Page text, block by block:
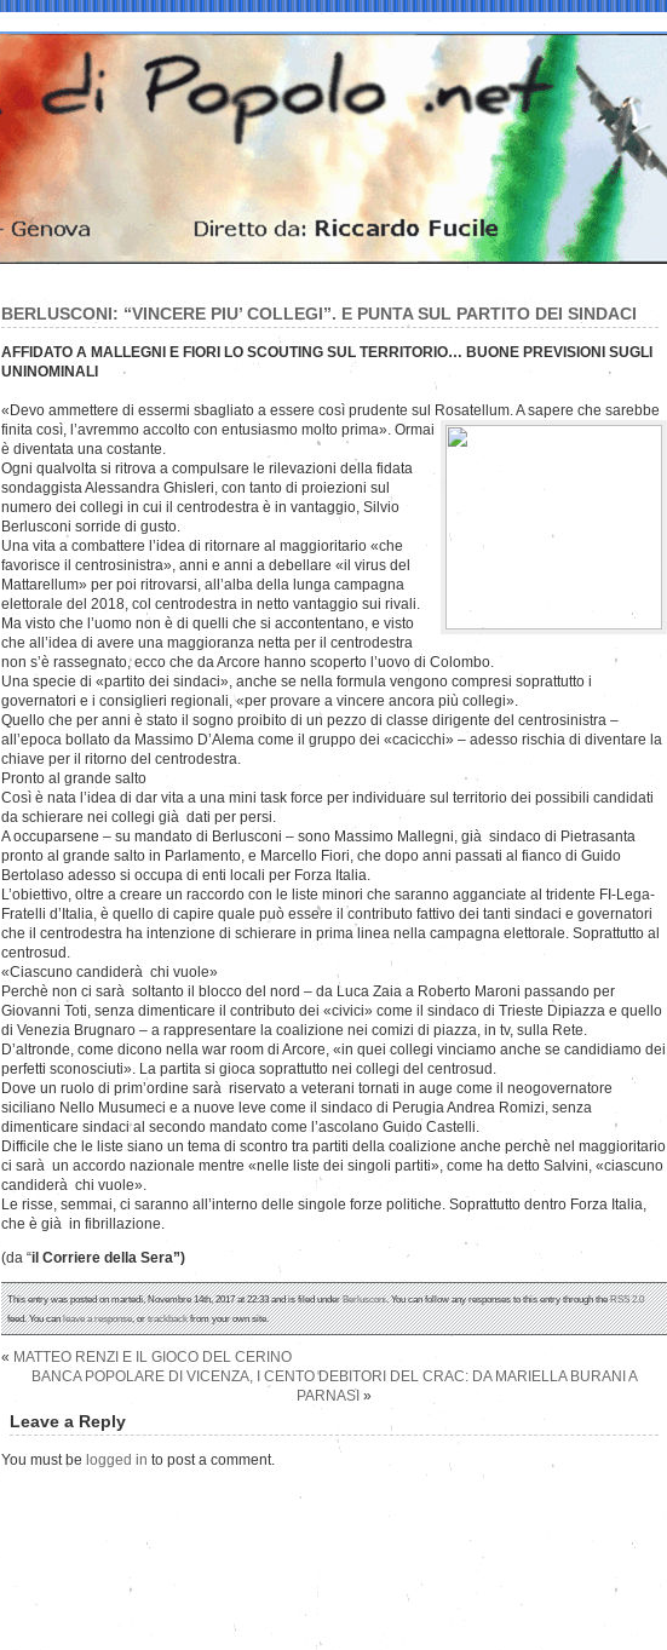
BERLUSCONI: “VINCERE PIU’ COLLEGI”. E PUNTA SUL PARTITO DEI SINDACI
AFFIDATO A MALLEGNI E FIORI LO SCOUTING SUL TERRITORIO… BUONE PREVISIONI SUGLI
UNINOMINALI
«Devo ammettere di essermi sbagliato a essere così prudente sul Rosatellum. Asapere che sarebbe
finita così, l’avremmo accolto con entusiasmo molto prima». Ormai
è diventata una costante.
Ogni qualvolta si ritrova a compulsare le rilevazioni della fidata
sondaggista Alessandra Ghisleri, con tanto di proiezioni sul
numero dei collegi in cui il centrodestra è in vantaggio, Silvio
Berlusconi sorride di gusto.
Una vita a combattere l’idea di ritornare al maggioritario «che
favorisce il centrosinistra», anni e anni a debellare «il virus del
Mattarellum» per poi ritrovarsi, all’alba della lunga campagna
elettorale del 2018, col centrodestra in netto vantaggio sui rivali.
Ma visto che l’uomo non è di quelli che si accontentano, e visto
che all’idea di avere una maggioranza netta per il centrodestra
non s’è rassegnato, ecco che da Arcore hanno scoperto l’uovo di Colombo.
Una specie di «partito dei sindaci», anche se nella formula vengono compresi soprattutto i
governatori e i consiglieri regionali, «per provare a vincere ancora più collegi».
Quello che per anni è stato il sogno proibito di un pezzo di classe dirigente del centrosinistra –
all’epoca bollato da Massimo D’Alema come il gruppo dei «cacicchi» – adesso rischia di diventare la
chiave per il ritorno del centrodestra.
Pronto al grande salto
Così è nata l’idea di dar vita a una mini task force per individuare sul territorio dei possibili candidati
da schierare nei collegi già dati per persi.
A occuparsene – su mandato di Berlusconi – sono Massimo Mallegni, già sindaco di Pietrasanta
pronto al grande salto in Parlamento, e Marcello Fiori, che dopo anni passati al fianco di Guido
Bertolaso adesso si occupa di enti locali per Forza Italia.
L’obiettivo, oltre a creare un raccordo con le liste minori che saranno agganciate al tridente FI-Lega-
Fratelli d’Italia, è quello di capire quale può essere il contributo fattivo dei tanti sindaci e governatori
che il centrodestra ha intenzione di schierare in prima linea nella campagna elettorale. Soprattutto al
centrosud.
«Ciascuno candiderà chi vuole»
Perchè non ci sarà soltanto il blocco del nord – da Luca Zaia a Roberto Maroni passando per
Giovanni Toti, senza dimenticare il contributo dei «civici» come il sindaco di Trieste Dipiazza e quello
di Venezia Brugnaro – a rappresentare la coalizione nei comizi di piazza, in tv, sulla Rete.
D’altronde, come dicono nella war room di Arcore, «in quei collegi vinciamo anche se candidiamo dei
perfetti sconosciuti». La partita si gioca soprattutto nei collegi del centrosud.
Dove un ruolo di prim’ordine sarà riservato a veterani tornati in auge come il neogovernatore
siciliano Nello Musumeci e a nuove leve come il sindaco di Perugia Andrea Romizi, senza
dimenticare sindaci al secondo mandato come l’ascolano Guido Castelli.
Difficile che le liste siano un tema di scontro tra partiti della coalizione anche perchè nel maggioritario
ci sarà un accordo nazionale mentre «nelle liste dei singoli partiti», come ha detto Salvini, «ciascuno
candiderà chi vuole».
Le risse, semmai, ci saranno all’interno delle singole forze politiche. Soprattutto dentro Forza Italia,
che è già in fibrillazione.
(da “il Corriere della Sera”)
This entry was posted on martedì, Novembre 14th, 2017 at 22:33 and is filed underBerlusconi. You can follow any responses to this entry through theRSS 2.0
feed. You canleave a response, ortrackbackfrom your own site.
« MATTEO RENZI E IL GIOCO DEL CERINO
BANCA POPOLARE DI VICENZA, I CENTO DEBITORI DEL CRAC: DA MARIELLA BURANI A
PARNASI »
Leave a Reply
You must be logged in to post a comment.